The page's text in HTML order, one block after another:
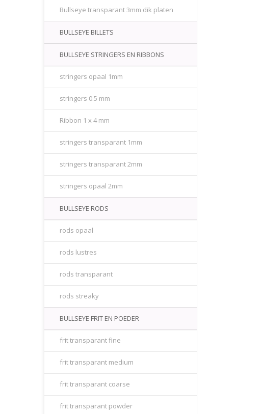
Bullseye transparant 3mm dik platen
BULLSEYE BILLETS
BULLSEYE STRINGERS EN RIBBONS
stringers opaal 1mm
stringers 0.5 mm
Ribbon 1 x 4 mm
stringers transparant 1mm
stringers transparant 2mm
stringers opaal 2mm
BULLSEYE RODS
rods opaal
rods lustres
rods transparant
rods streaky
BULLSEYE FRIT EN POEDER
frit transparant fine
frit transparant medium
frit transparant coarse
frit transparant powder